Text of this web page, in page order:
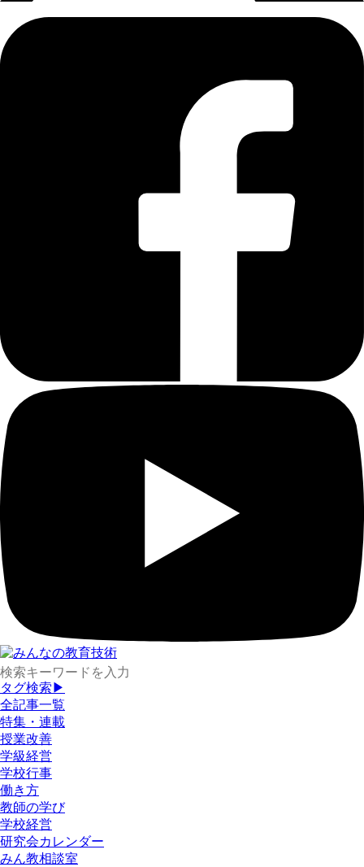
タグ検索▶
全記事一覧
特集・連載
授業改善
学級経営
学校行事
働き方
教師の学び
学校経営
研究会カレンダー
みん教相談室